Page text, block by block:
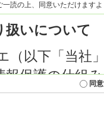
読の上、同意いただけます
同